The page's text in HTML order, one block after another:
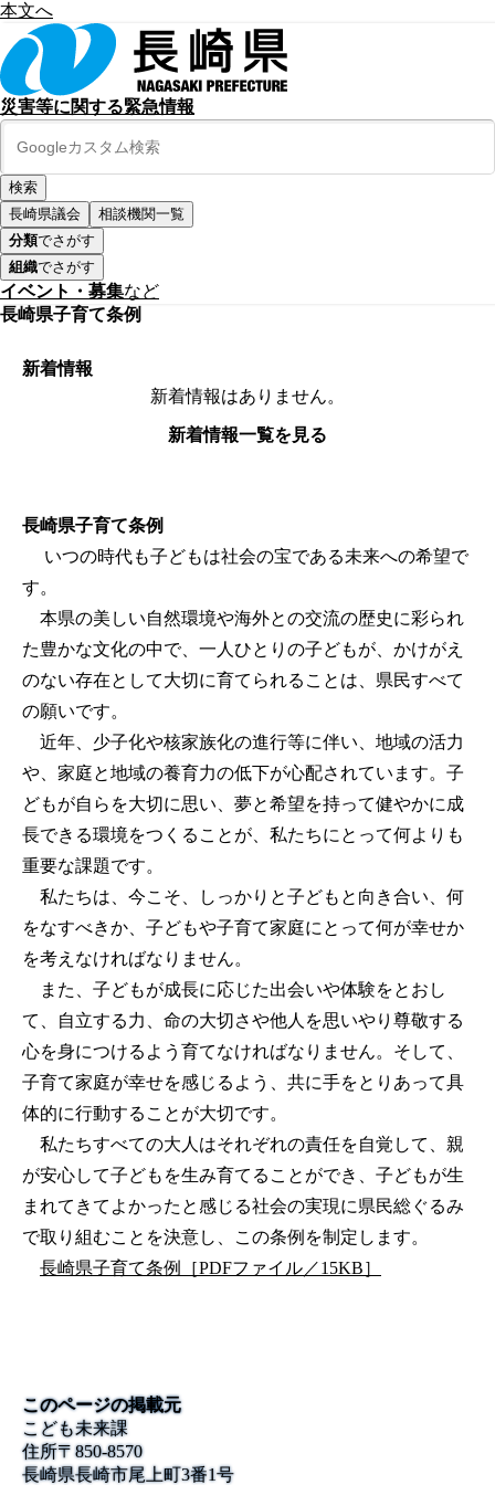
本文へ
災害等に関する緊急情報
長崎県議会
相談機関一覧
分類でさがす
組織でさがす
イベント・募集など
長崎県子育て条例
新着情報
新着情報はありません。
新着情報一覧を見る
長崎県子育て条例
いつの時代も子どもは社会の宝である未来への希望で
す。
本県の美しい自然環境や海外との交流の歴史に彩られ
た豊かな文化の中で、一人ひとりの子どもが、かけがえ
のない存在として大切に育てられることは、県民すべて
の願いです。
近年、少子化や核家族化の進行等に伴い、地域の活力
や、家庭と地域の養育力の低下が心配されています。子
どもが自らを大切に思い、夢と希望を持って健やかに成
長できる環境をつくることが、私たちにとって何よりも
重要な課題です。
私たちは、今こそ、しっかりと子どもと向き合い、何
をなすべきか、子どもや子育て家庭にとって何が幸せか
を考えなければなりません。
また、子どもが成長に応じた出会いや体験をとおし
て、自立する力、命の大切さや他人を思いやり尊敬する
心を身につけるよう育てなければなりません。そして、
子育て家庭が幸せを感じるよう、共に手をとりあって具
体的に行動することが大切です。
私たちすべての大人はそれぞれの責任を自覚して、親
が安心して子どもを生み育てることができ、子どもが生
まれてきてよかったと感じる社会の実現に県民総ぐるみ
で取り組むことを決意し、この条例を制定します。
長崎県子育て条例［PDFファイル／15KB］
このページの掲載元
こども未来課
住所〒850-8570
長崎県長崎市尾上町3番1号